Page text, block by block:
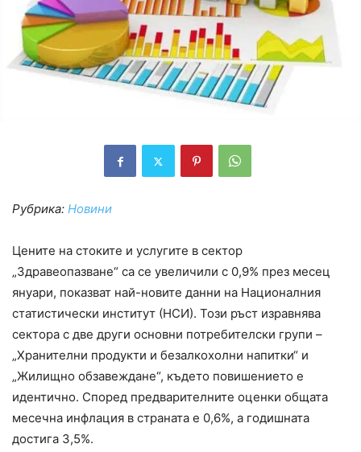
Рубрика: Новини
Цените на стоките и услугите в сектор
„Здравеопазване“ са се увеличили с 0,9% през месец
януари, показват най-новите данни на Националния
статистически институт (НСИ). Този ръст изравнява
сектора с две други основни потребителски групи –
„Хранителни продукти и безалкохолни напитки“ и
„Жилищно обзавеждане“, където повишението е
идентично. Според предварителните оценки общата
месечна инфлация в страната е 0,6%, а годишната
достига 3,5%.